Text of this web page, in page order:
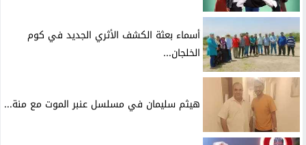
أسماء بعثة الكشف الأثري الجديد في كوم
الخلجان...
هيثم سليمان في مسلسل عنبر الموت مع منة...